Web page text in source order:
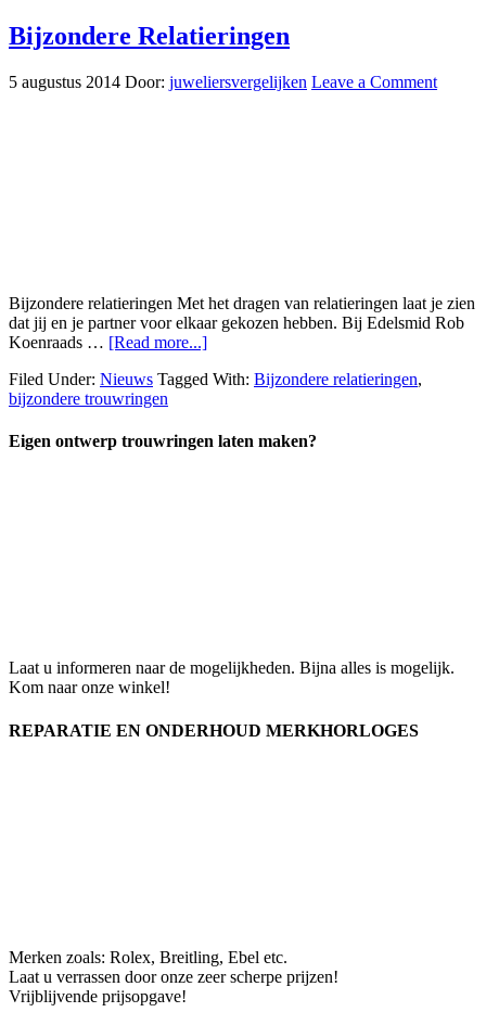
Bijzondere Relatieringen
5 augustus 2014 Door: juweliersvergelijken Leave a Comment
Bijzondere relatieringen Met het dragen van relatieringen laat je zien
dat jij en je partner voor elkaar gekozen hebben. Bij Edelsmid Rob
Koenraads … [Read more...]
Filed Under: Nieuws Tagged With: Bijzondere relatieringen,
bijzondere trouwringen
Eigen ontwerp trouwringen laten maken?
Laat u informeren naar de mogelijkheden. Bijna alles is mogelijk.
Kom naar onze winkel!
REPARATIE EN ONDERHOUD MERKHORLOGES
Merken zoals: Rolex, Breitling, Ebel etc.
Laat u verrassen door onze zeer scherpe prijzen!
Vrijblijvende prijsopgave!